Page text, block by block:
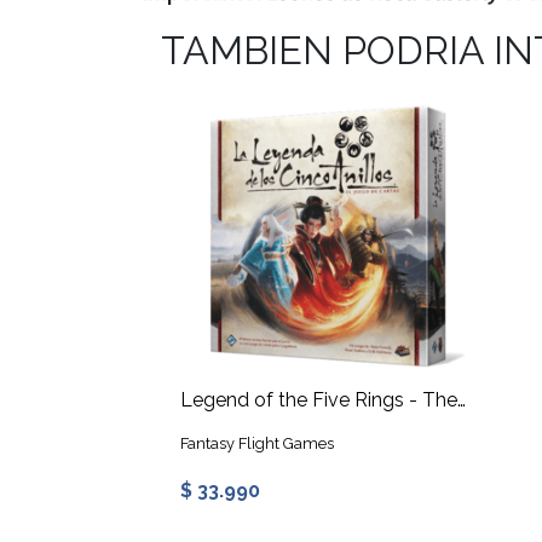
TAMBIEN PODRIA
Legend of the Five Rings - The Card Game
Fantasy Flight Games
$ 33.990